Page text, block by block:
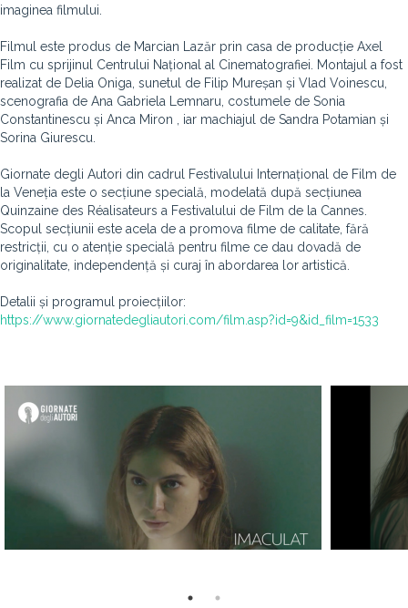
imaginea filmului.
Filmul este produs de Marcian Lazăr prin casa de producție Axel
Film cu sprijinul Centrului Național al Cinematografiei. Montajul a fost
realizat de Delia Oniga, sunetul de Filip Mureșan și Vlad Voinescu,
scenografia de Ana Gabriela Lemnaru, costumele de Sonia
Constantinescu și Anca Miron , iar machiajul de Sandra Potamian și
Sorina Giurescu.
Giornate degli Autori din cadrul Festivalului Internațional de Film de
la Veneția este o secțiune specială, modelată după secțiunea
Quinzaine des Réalisateurs a Festivalului de Film de la Cannes.
Scopul secțiunii este acela de a promova filme de calitate, fără
restricții, cu o atenție specială pentru filme ce dau dovadă de
originalitate, independență și curaj în abordarea lor artistică.
Detalii și programul proiecțiilor:
https://www.giornatedegliautori.com/film.asp?id=9&id_film=1533